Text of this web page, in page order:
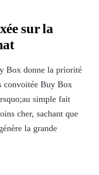
sur la
Box donne la priorité
convoitée Buy Box
simple fait
cher, sachant que
la grande